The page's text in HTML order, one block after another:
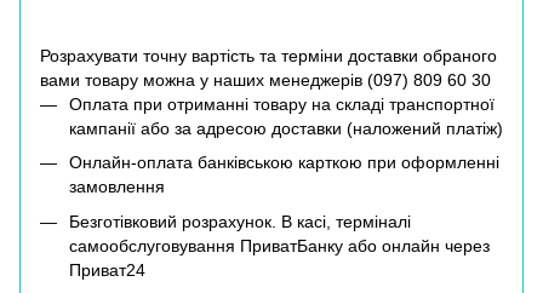
Розрахувати точну вартість та терміни доставки обраного
вами товару можна у наших менеджерів (097) 809 60 30
Оплата при отриманні товару на складі транспортної
кампанії або за адресою доставки (наложений платіж)
Онлайн-оплата банківською карткою при оформленні
замовлення
Безготівковий розрахунок. В касі, терміналі
самообслуговування ПриватБанку або онлайн через
Приват24